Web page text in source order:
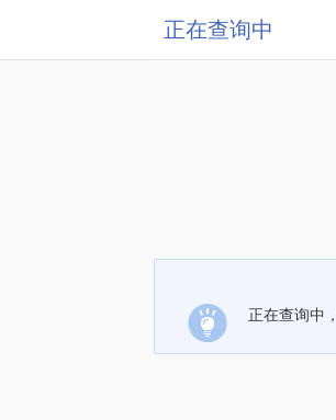
正在查询中
正在查询中